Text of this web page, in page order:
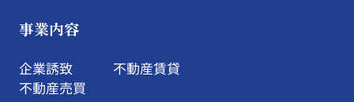
事業内容
企業誘致
不動産売買
不動産賃貸